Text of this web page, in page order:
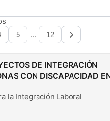
5 ... 12
DE INTEGRACIÓN
CON DISCAPACIDAD
la Integración Laboral